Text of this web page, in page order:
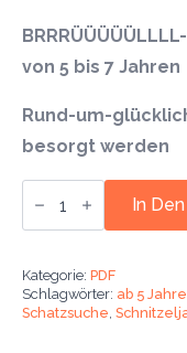
von 5 bis 7 Jahren
Rund-um-
besorgt werden
Dinosaurier
Schnitzeljagd.
auf
Schatzsuche.
Ab
In
Kategorie: PDF
Schlagwörter: ab 5 Jahre
Schatzsuche,